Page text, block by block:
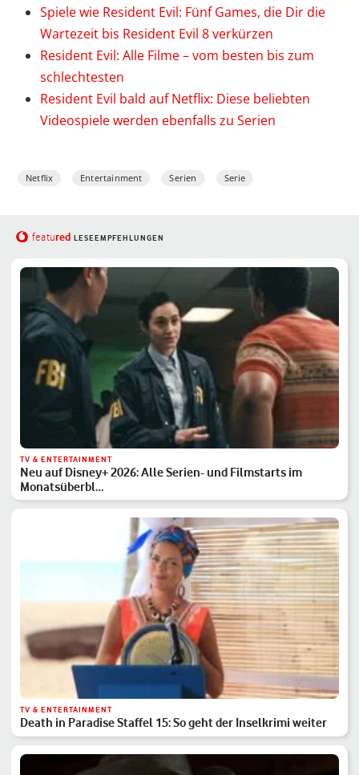
Spiele wie Resident Evil: Fünf Games, die Dir die
Wartezeit bis Resident Evil 8 verkürzen
Resident Evil: Alle Filme – vom besten bis zum
schlechtesten
Resident Evil bald auf Netflix: Diese beliebten
Videospiele werden ebenfalls zu Serien
Netflix Entertainment Serien Serie
featured LESEEMPFEHLUNGEN
TV & ENTERTAINMENT
Neu auf Disney+ 2026: Alle Serien- und Filmstarts im
Monatsüberbl…
TV & ENTERTAINMENT
Death in Paradise Staffel 15: So geht der Inselkrimi weiter